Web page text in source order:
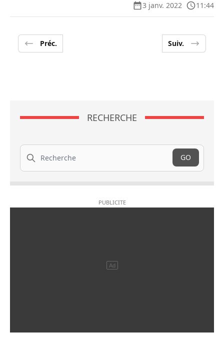
3 janv. 2022
11:44
Préc. Suiv.
RECHERCHE
Recherche
GO